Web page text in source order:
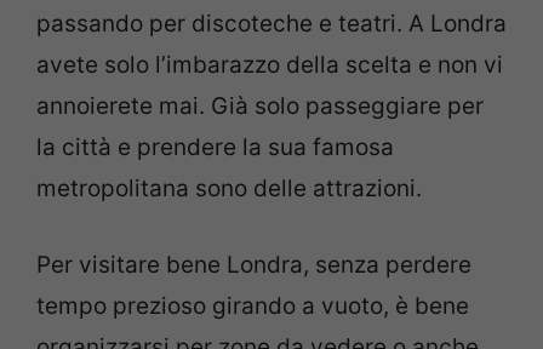
passando per discoteche e teatri. A Londra
avete solo l’imbarazzo della scelta e non vi
annoierete mai. Già solo passeggiare per
la città e prendere la sua famosa
metropolitana sono delle attrazioni.
Per visitare bene Londra, senza perdere
tempo prezioso girando a vuoto, è bene